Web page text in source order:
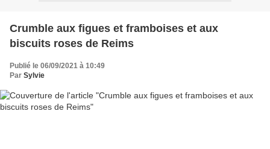
Crumble aux figues et framboises et aux
biscuits roses de Reims
Publié le 06/09/2021 à 10:49
Par Sylvie